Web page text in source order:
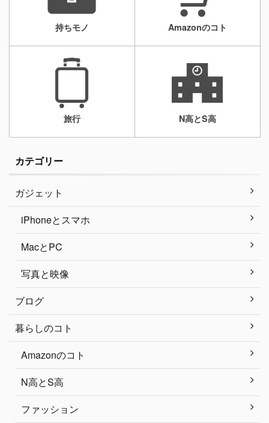
持ちモノ Amazonのコト
旅行 N高とS高
カテゴリー
ガジェット
iPhoneとスマホ
MacとPC
写真と映像
ブログ
暮らしのコト
Amazonのコト
N高とS高
ファッション